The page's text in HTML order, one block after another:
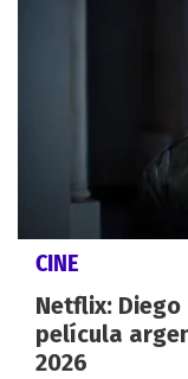
CINE
Netflix:
película
2026